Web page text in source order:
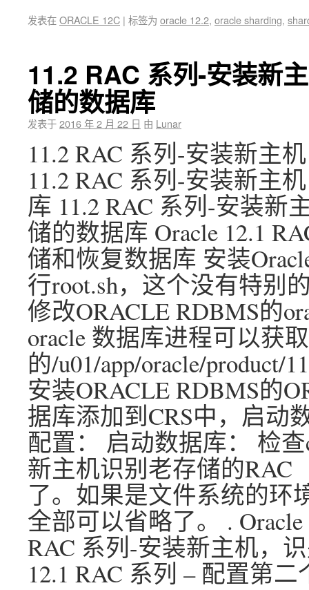
发表在ORACLE 12C | 标签为 oracle 12.2, oracle sharding,
11.2 RAC 系列-安装新
储的数据库
发表于2016 年 2 月 22 日 由 Lunar
11.2 RAC 系列-安装新主
11.2 RAC 系列-安装新主
库 11.2 RAC 系列-安装新
储的数据库 Oracle 12.1
储和恢复数据库 安装
行root.sh，这个没有特别
修改ORACLE RDBMS的
oracle 数据库进程可以获
的/u01/app/oracle/product/
安装ORACLE RDBMS的
据库添加到CRS中，启动
配置： 启动数据库： 检
新主机识别老存储的RAC
了。如果是文件系统的环
全部可以省略了。 . Oracle
RAC 系列-安装新主机，
12.1 RAC 系列 – 配置第